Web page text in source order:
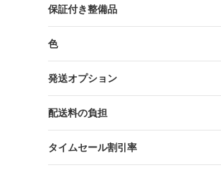
保証付き整備品
色
発送オプション
配送料の負担
タイムセール割引率